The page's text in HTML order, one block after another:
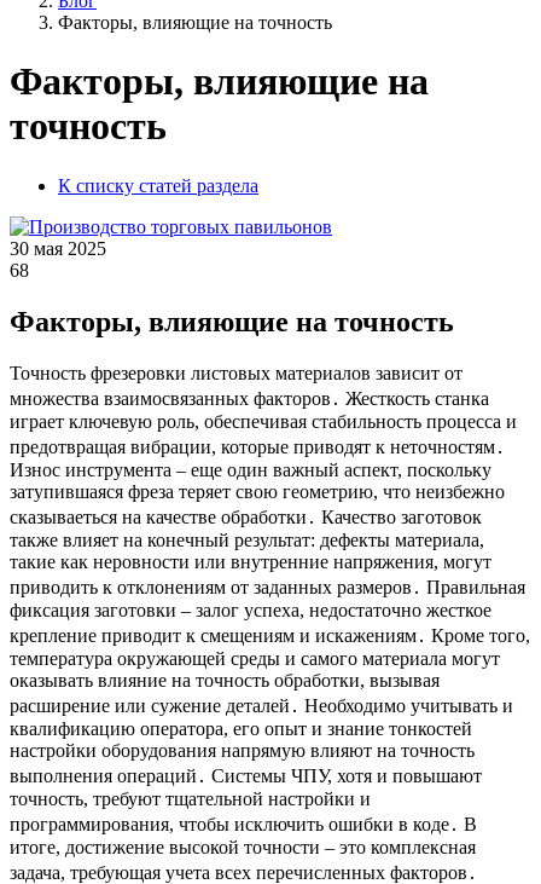
Факторы, влияющие на точность
Факторы, влияющие на
точность
К списку статей раздела
30 мая 2025
68
Факторы, влияющие на точность
Точность фрезеровки листовых материалов зависит от
множества взаимосвязанных факторов․ Жесткость станка
играет ключевую роль, обеспечивая стабильность процесса и
предотвращая вибрации, которые приводят к неточностям․
Износ инструмента – еще один важный аспект, поскольку
затупившаяся фреза теряет свою геометрию, что неизбежно
сказываеться на качестве обработки․ Качество заготовок
также влияет на конечный результат: дефекты материала,
такие как неровности или внутренние напряжения, могут
приводить к отклонениям от заданных размеров․ Правильная
фиксация заготовки – залог успеха, недостаточно жесткое
крепление приводит к смещениям и искажениям․ Кроме того,
температура окружающей среды и самого материала могут
оказывать влияние на точность обработки, вызывая
расширение или сужение деталей․ Необходимо учитывать и
квалификацию оператора, его опыт и знание тонкостей
настройки оборудования напрямую влияют на точность
выполнения операций․ Системы ЧПУ, хотя и повышают
точность, требуют тщательной настройки и
программирования, чтобы исключить ошибки в коде․ В
итоге, достижение высокой точности – это комплексная
задача, требующая учета всех перечисленных факторов․